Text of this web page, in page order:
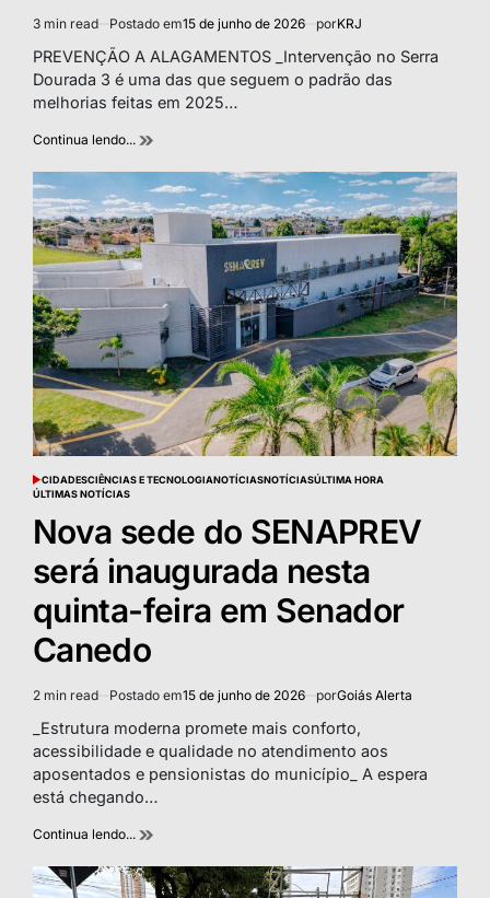
Estimated
read
time
3 min read Postado em15 de junho de 2026 porKRJ
PREVENÇÃO A ALAGAMENTOS _Intervenção no Serra
Dourada 3 é uma das que seguem o padrão das
melhorias feitas em 2025…
Continua lendo...
POSTED
CIDADESCIÊNCIAS E TECNOLOGIANOTÍCIASNOTÍCIASÚLTIMA HORA
ÚLTIMAS NOTÍCIAS
Nova sede do SENAPREV
será inaugurada nesta
quinta-feira em Senador
Canedo
Estimated
read
2 min read Postado em15 de junho de 2026 porGoiás Alerta
_Estrutura moderna promete mais conforto,
acessibilidade e qualidade no atendimento aos
aposentados e pensionistas do município_ A espera
está chegando…
Continua lendo...